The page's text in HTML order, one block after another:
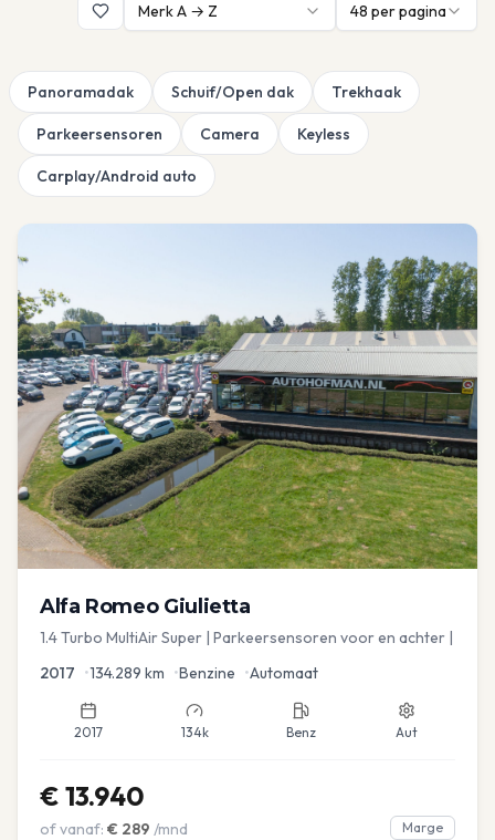
Merk A → Z
48 per pagina
Panoramadak Schuif/Open dak Trekhaak
Parkeersensoren Camera Keyless
Carplay/Android auto
Alfa Romeo Giulietta
1.4 Turbo MultiAir Super | Parkeersensoren voor en achter |
2017 •134.289 km •Benzine •Automaat
2017 134k Benz Aut
€ 13.940
of vanaf: € 289 /mnd Marge